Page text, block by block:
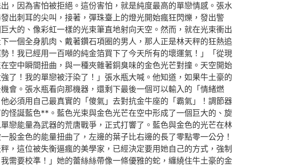
，因為害怕被拒絕。這份害怕，就是純度最高的單戀情感。張水
出刺耳的尖叫，接著，彈珠臺上的燈光開始瘋狂閃爍，發出警
大的、像彩虹一樣的光束筆直地射向天空。然而，就在光束衝出
一個全身肌肉、戴著鑽石項圈的男人，那人正是林天秤的狂熱追
我已經用一百噸的純金箔買下了今天所有的壞運氣！」「從現
空中瞬間扭曲，與一種夾雜著銅臭味的金色光芒對撞。天空開始
了！我的單戀被汙染了！」張水瓶大喊。他知道，如果牛土豪的
會。張水瓶看向那機器，還剩下最後一個可以輸入的「情緒燃
必須用自己最真實的「傻氣」去對抗金牛座的「霸氣」！調節器
怪誕藍色**。藍色光束與金色光芒在空中形成了一個巨大的、旋
戀能量為武器的荒唐戰爭，正式打響了。藍色與金色的光芒在林
股金色的能量扭曲了，左邊的葉子比右邊的長了零點零一公分！
，這位被失衡逼瘋的美學家，已經決定要用她自己的方式，強制
需要校準！」她的蕾絲絲帶像一條優雅的蛇，纏繞住牛土豪的金